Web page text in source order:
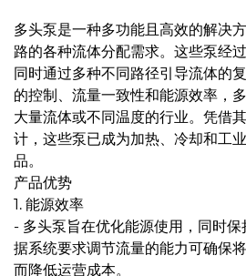
多头泵是一种多功能且高效的解决
路的各种流体分配需求。这些泵经
同时通过多种不同路径引导流体的
的控制、流量一致性和能源效率，
大量流体或不同温度的行业。凭借
计，这些泵已成为加热、冷却和工
品。
产品优势
1. 能源效率
- 多头泵旨在优化能源使用，同时
据系统要求调节流量的能力可确保
而降低运营成本。